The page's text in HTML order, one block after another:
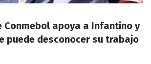
Conmebol apoya a Infantino y
puede desconocer su trabajo